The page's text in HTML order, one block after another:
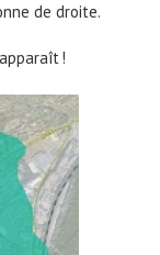
de droite.
!